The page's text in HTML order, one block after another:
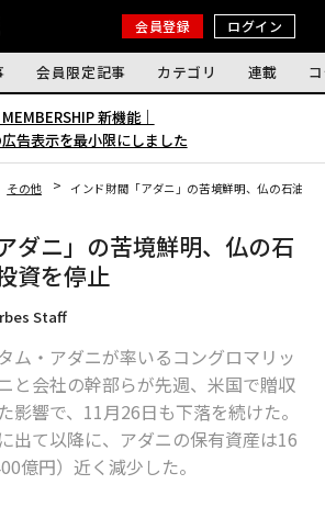
会員登録 ログイン
会員限定記事 カテゴリ 連載
新機能｜
告表示を最小限にしました
その他
インド財閥「アダニ」の苦境鮮明、仏の石油大
ダニ」の苦境鮮明、仏の石
資を停止
Staff
ム・アダニが率いるコングロマリッ
と会社の幹部らが先週、米国で贈収
影響で、11月26日も下落を続けた。
出て以降に、アダニの保有資産は16
億円）近く減少した。